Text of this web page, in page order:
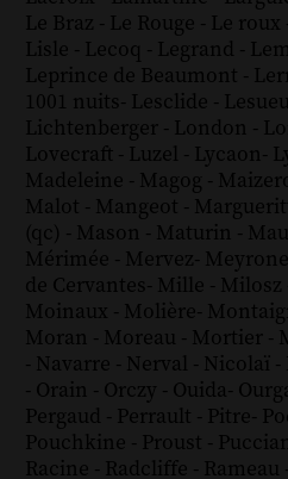
Le Braz - Le Rouge - Le roux
Lisle - Lecoq - Legrand -
Leprince de Beaumont -
1001 nuits- Lesclide -
Lichtenberger - London -
Lovecraft - Luzel - Lycaon-
Madeleine - Magog -
Malot - Mangeot -
(qc) - Mason - Maturin -
Mérimée - Mervez-
de Cervantes- Mille - Milosz
Moinaux - Molière-
Moran - Moreau - Mortier -
- Navarre - Nerval - Nicolaï -
- Orain - Orczy - Ouida-
Pergaud - Perrault - Pitre-
Pouchkine - Proust -
Racine - Radcliffe - Rameau -